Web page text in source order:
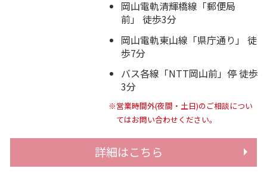
岡山電軌清輝橋線「郵便局
前」 徒歩3分
岡山電軌東山線「県庁通り」 徒
歩7分
バス各線「NTT岡山前」停 徒歩
3分
※営業時間外(夜間・土日)のご相談につい
てはお問い合わせください。
詳細はこちら